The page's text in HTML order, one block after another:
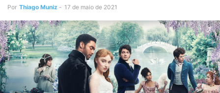
Por Thiago Muniz - 17 de maio de 2021